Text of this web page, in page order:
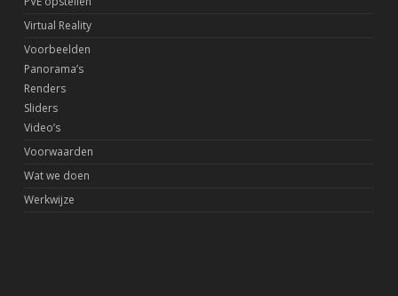
Virtual Reality
Voorbeelden
Panorama’s
Renders
Sliders
Video’s
Voorwaarden
Wat we doen
Werkwijze